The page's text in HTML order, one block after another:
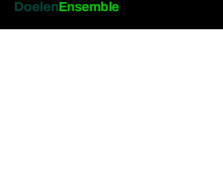
DoelenEnsemble